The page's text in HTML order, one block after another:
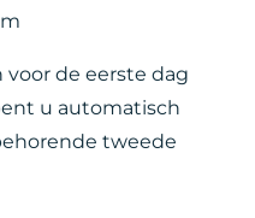
de eerste dag
u automatisch
tweede